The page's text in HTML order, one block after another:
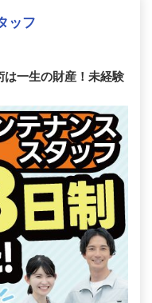
ッフ
は一生の財産！未経験